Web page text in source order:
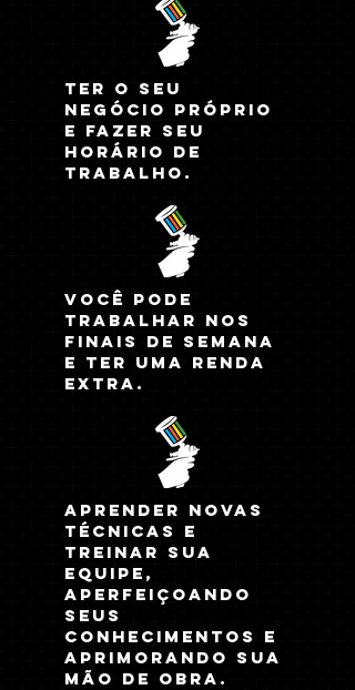
Ter o seu
negócio próprio
e fazer seu
horário de
trabalho.
você pode
trabalhar nos
finais de semana
e ter uma renda
extra .
Aprender novas
técnicas e
treinar sua
equipe,
aperfeiçoando
seus
conhecimentos e
aprimorando sua
mão de obra.